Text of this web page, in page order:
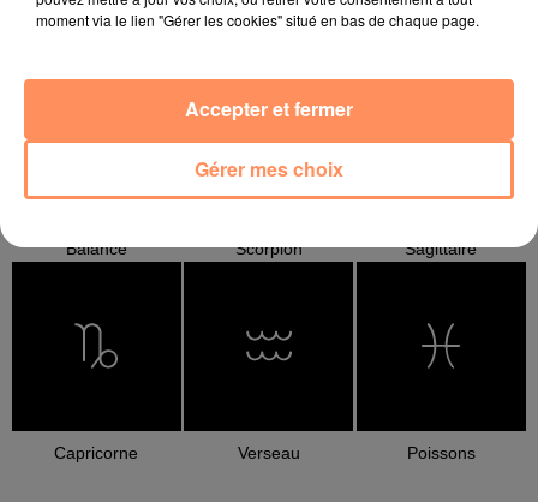
Balance Scorpion Sagittaire
Capricorne Verseau Poissons
moment via le lien "Gérer les cookies" situé en bas de chaque page.
Gérer mes choix
Accepter et fermer